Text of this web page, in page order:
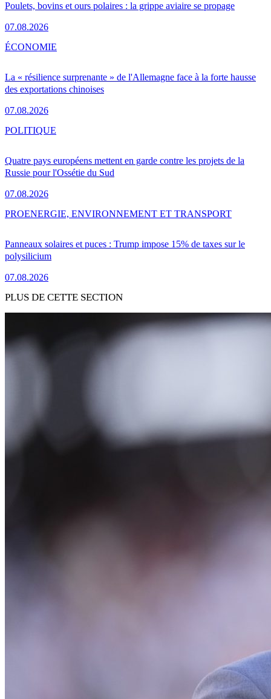
Poulets, bovins et ours polaires : la grippe aviaire se propage
07.08.2026
La « résilience surprenante » de l'Allemagne face à la forte hausse
des exportations chinoises
07.08.2026
ÉCONOMIE
Quatre pays européens mettent en garde contre les projets de la
Russie pour l'Ossétie du Sud
07.08.2026
POLITIQUE
Panneaux solaires et puces : Trump impose 15% de taxes sur le
polysilicium
07.08.2026
PROENERGIE, ENVIRONNEMENT ET TRANSPORT
PLUS DE CETTE SECTION